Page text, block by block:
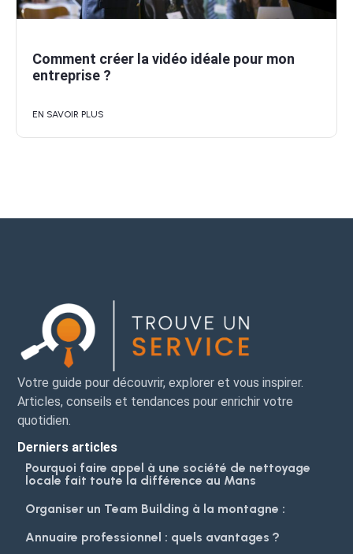
Comment créer la vidéo idéale pour mon
entreprise ?
EN SAVOIR PLUS
Votre guide pour découvrir, explorer et vous inspirer.
Articles, conseils et tendances pour enrichir votre
quotidien.
Derniers articles
Pourquoi faire appel à une société de nettoyage
locale fait toute la différence au Mans
Organiser un Team Building à la montagne :
Annuaire professionnel : quels avantages ?